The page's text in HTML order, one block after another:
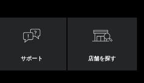
サポート 店舗を探す